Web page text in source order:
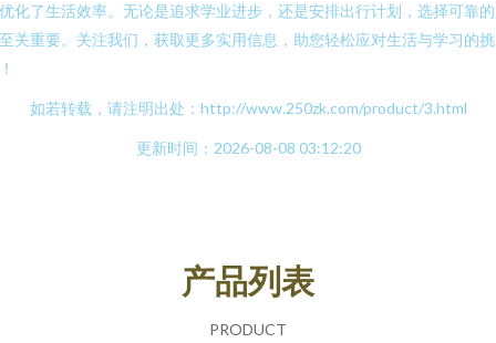
化了生活效率。无论是追求学业进步，还是安排出行计划，选择可靠
关重要。关注我们，获取更多实用信息，助您轻松应对生活与学习的挑
如若转载，请注明出处：http://www.250zk.com/product/3.html
更新时间：2026-08-08 03:12:20
产品列表
PRODUCT